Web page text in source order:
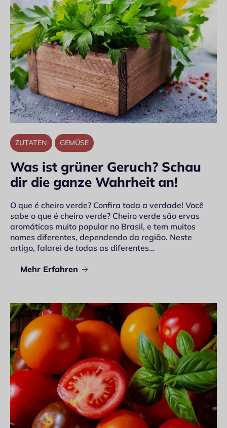
ZUTATEN GEMÜSE
Was ist grüner Geruch? Schau
dir die ganze Wahrheit an!
O que é cheiro verde? Confira toda a verdade! Você
sabe o que é cheiro verde? Cheiro verde são ervas
aromáticas muito popular no Brasil, e tem muitos
nomes diferentes, dependendo da região. Neste
artigo, falarei de todas as diferentes…
Mehr Erfahren